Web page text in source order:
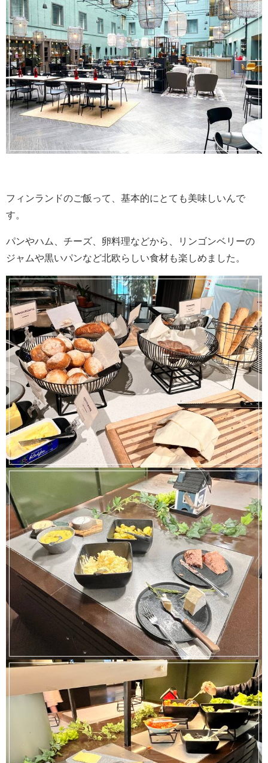
フィンランドのご飯って、基本的にとても美味しいんで
す。
パンやハム、チーズ、卵料理などから、リンゴンベリーの
ジャムや黒いパンなど北欧らしい食材も楽しめました。